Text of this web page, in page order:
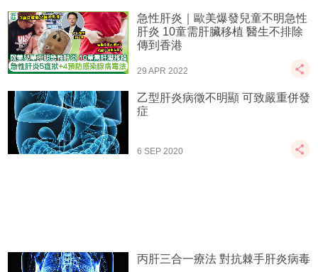
急性肝炎｜歐美爆發兒童不明急性
肝炎 10童需肝臟移植 醫生不排除
傳到香港
29 APR 2022
乙型肝炎病徵不明顯 可致嚴重併發
症
6 SEP 2020
丙肝三合一療法 對抗棘手肝炎病毒